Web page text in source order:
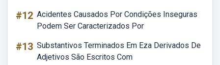
#12 Acidentes Causados Por Condições Inseguras
Podem Ser Caracterizados Por
#13 Substantivos Terminados Em Eza Derivados De
Adjetivos São Escritos Com